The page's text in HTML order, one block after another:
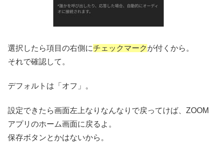
選択したら項目の右側にチェックマーク が付くから。
それで確認して。
デフォルトは「オフ」。
設定できたら画面左上なりなんなりで戻ってけば、ZOOM
アプリのホーム画面に戻るよ。
保存ボタンとかはないから。